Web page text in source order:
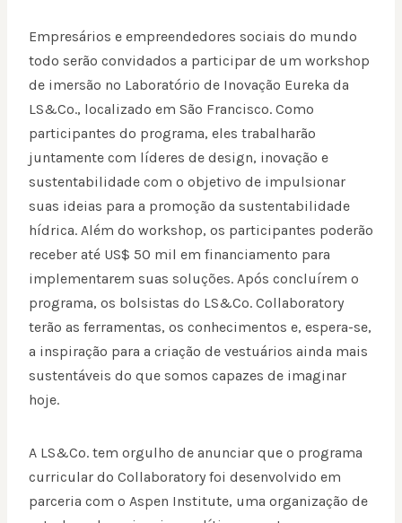
Empresários e empreendedores sociais do mundo
todo serão convidados a participar de um workshop
de imersão no Laboratório de Inovação Eureka da
LS&Co., localizado em São Francisco. Como
participantes do programa, eles trabalharão
juntamente com líderes de design, inovação e
sustentabilidade com o objetivo de impulsionar
suas ideias para a promoção da sustentabilidade
hídrica. Além do workshop, os participantes poderão
receber até US$ 50 mil em financiamento para
implementarem suas soluções. Após concluírem o
programa, os bolsistas do LS&Co. Collaboratory
terão as ferramentas, os conhecimentos e, espera-se,
a inspiração para a criação de vestuários ainda mais
sustentáveis do que somos capazes de imaginar
hoje.
A LS&Co. tem orgulho de anunciar que o programa
curricular do Collaboratory foi desenvolvido em
parceria com o Aspen Institute, uma organização de